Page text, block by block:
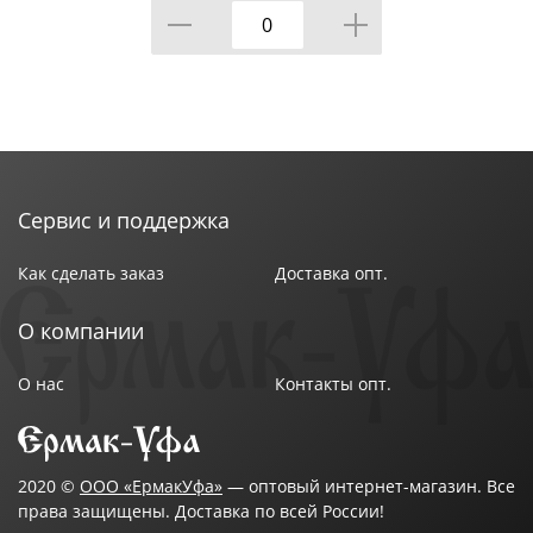
Сервис и поддержка
Как сделать заказ Доставка опт.
О компании
О нас Контакты опт.
2020 © ООО «ЕрмакУфа» — оптовый интернет-магазин. Все
права защищены. Доставка по всей России!